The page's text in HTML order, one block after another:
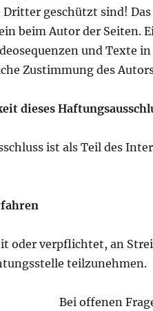
Dritter geschützt sind!
beim Autor der Seiten.
und Texte
Zustimmung des
dieses
ist als Teil des
oder verpflichtet, an
teilzunehmen.
Bei offenen